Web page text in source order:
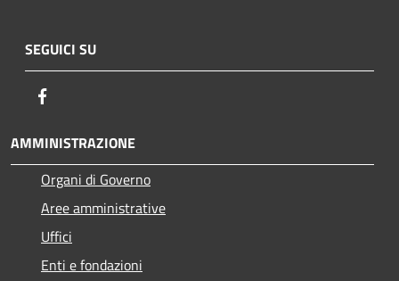
SEGUICI SU
AMMINISTRAZIONE
Organi di Governo
Aree amministrative
Uffici
Enti e fondazioni